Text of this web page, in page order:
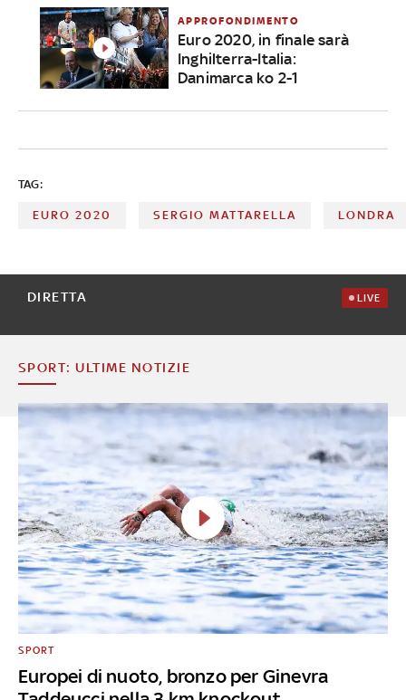
APPROFONDIMENTO
Euro 2020, in finale sarà
Inghilterra-Italia:
Danimarca ko 2-1
TAG:
EURO 2020 SERGIO MATTARELLA LONDRA
DIRETTA LIVE
SPORT: ULTIME NOTIZIE
Europei di nuoto, bronzo per Ginevra
SPORT